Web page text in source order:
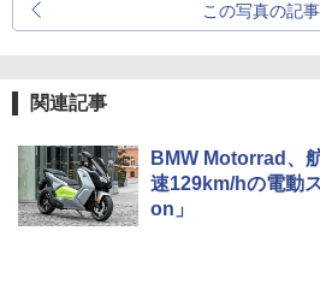
この写真の記
関連記事
BMW Motorrad、
速129km/hの電動
on」